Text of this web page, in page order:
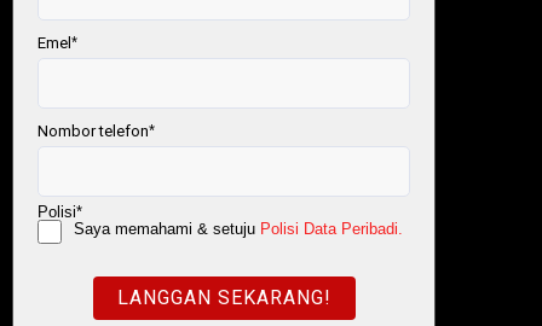
My #QuranTime
#QuranSolatInfak
World #QuranHour